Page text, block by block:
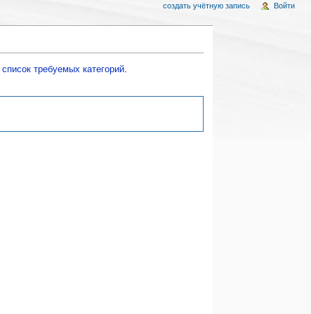
список требуемых категорий.
создать учётную запись Войти